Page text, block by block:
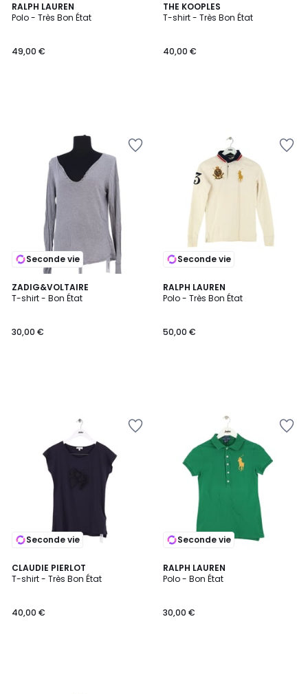
RALPH LAUREN
Polo - Très Bon État
49,00 €
THE KOOPLES
T-shirt - Très Bon État
40,00 €
Seconde vie
ZADIG&VOLTAIRE
T-shirt - Bon État
30,00 €
Seconde vie
RALPH LAUREN
Polo - Très Bon État
50,00 €
Seconde vie
CLAUDIE PIERLOT
T-shirt - Très Bon État
40,00 €
Seconde vie
RALPH LAUREN
Polo - Bon État
30,00 €